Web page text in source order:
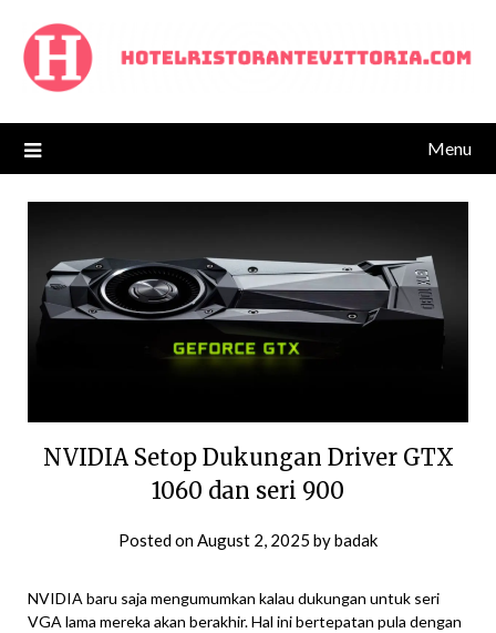
content
Menu
NVIDIA Setop Dukungan Driver GTX
1060 dan seri 900
Posted onAugust 2, 2025 bybadak
NVIDIA baru saja mengumumkan kalau dukungan untuk seri
VGA lama mereka akan berakhir. Hal ini bertepatan pula dengan